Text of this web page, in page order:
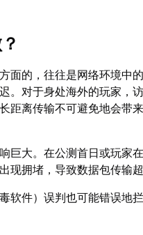
面的，往往是网络环境中
。对于身处海外的玩家，
距离传输不可避免地会带
巨大。在公测首日或玩家
现拥堵，导致数据包传输
软件）误判也可能错误地